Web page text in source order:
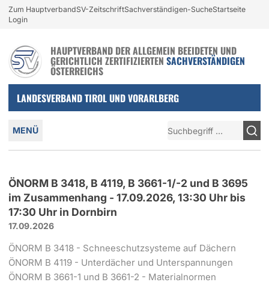
Zur Navigation springen
Zum Inhalt springen
Login und nützliche Links
Zum HauptverbandSV-ZeitschriftSachverständigen-SucheStartseite
Login
HAUPTVERBAND DER ALLGEMEIN BEEIDETEN UND
GERICHTLICH ZERTIFIZIERTEN SACHVERSTÄNDIGEN
ÖSTERREICHS
LANDESVERBAND TIROL UND VORARLBERG
Hauptmenü
MENÜ
ÖNORM B 3418, B 4119, B 3661-1/-2 und B 3695
im Zusammenhang - 17.09.2026, 13:30 Uhr bis
17:30 Uhr in Dornbirn
17.09.2026
ÖNORM B 3418 - Schneeschutzsysteme auf Dächern
ÖNORM B 4119 - Unterdächer und Unterspannungen
ÖNORM B 3661-1 und B 3661-2 - Materialnormen